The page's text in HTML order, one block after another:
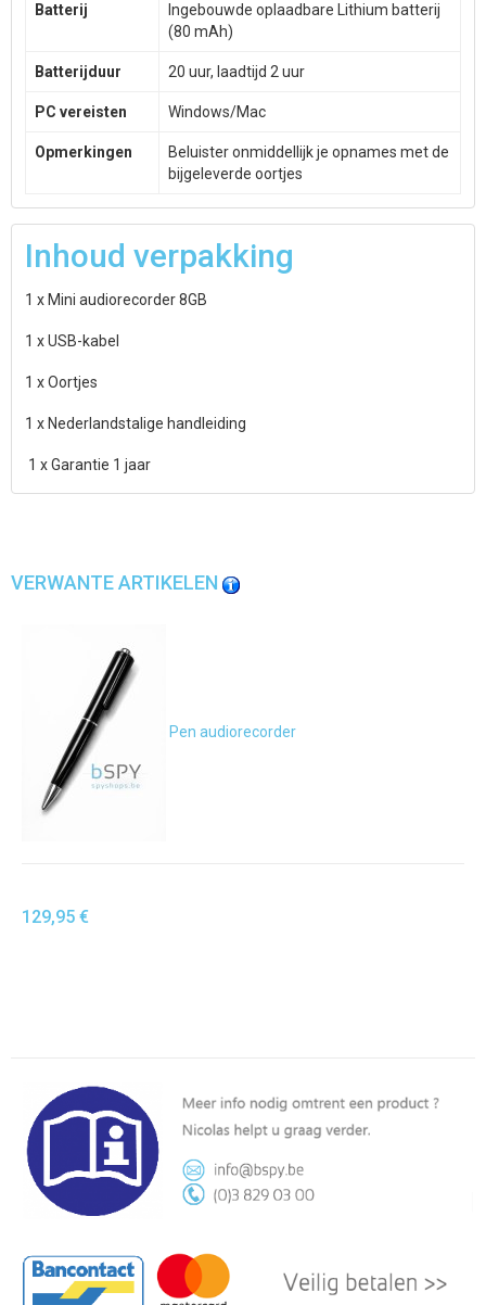
Batterij
Ingebouwde oplaadbare Lithium batterij
(80 mAh)
Batterijduur 20 uur, laadtijd 2 uur
PC vereisten Windows/Mac
Opmerkingen
Beluister onmiddellijk je opnames met de
bijgeleverde oortjes
Inhoud verpakking
1 x Mini audiorecorder 8GB
1 x USB-kabel
1 x Oortjes
1 x Nederlandstalige handleiding
1 x Garantie 1 jaar
VERWANTE ARTIKELEN
Pen audiorecorder
129,95 €